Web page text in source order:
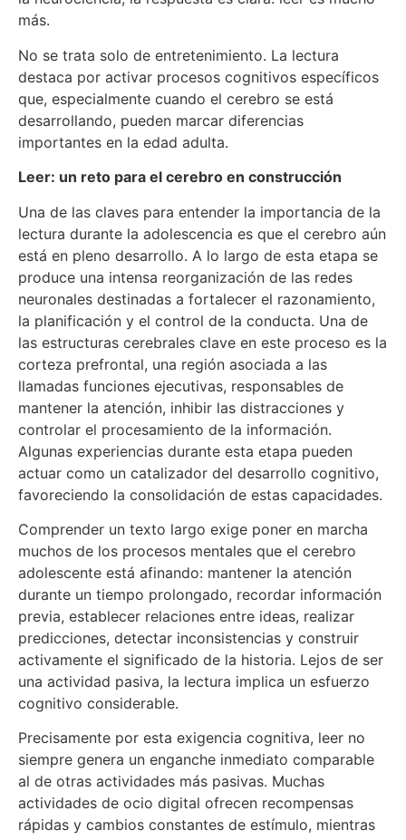
más.
No se trata solo de entretenimiento. La lectura
destaca por activar procesos cognitivos específicos
que, especialmente cuando el cerebro se está
desarrollando, pueden marcar diferencias
importantes en la edad adulta.
Leer: un reto para el cerebro en construcción
Una de las claves para entender la importancia de la
lectura durante la adolescencia es que el cerebro aún
está en pleno desarrollo. A lo largo de esta etapa se
produce una intensa reorganización de las redes
neuronales destinadas a fortalecer el razonamiento,
la planificación y el control de la conducta. Una de
las estructuras cerebrales clave en este proceso es la
corteza prefrontal, una región asociada a las
llamadas funciones ejecutivas, responsables de
mantener la atención, inhibir las distracciones y
controlar el procesamiento de la información.
Algunas experiencias durante esta etapa pueden
actuar como un catalizador del desarrollo cognitivo,
favoreciendo la consolidación de estas capacidades.
Comprender un texto largo exige poner en marcha
muchos de los procesos mentales que el cerebro
adolescente está afinando: mantener la atención
durante un tiempo prolongado, recordar información
previa, establecer relaciones entre ideas, realizar
predicciones, detectar inconsistencias y construir
activamente el significado de la historia. Lejos de ser
una actividad pasiva, la lectura implica un esfuerzo
cognitivo considerable.
Precisamente por esta exigencia cognitiva, leer no
siempre genera un enganche inmediato comparable
al de otras actividades más pasivas. Muchas
actividades de ocio digital ofrecen recompensas
rápidas y cambios constantes de estímulo, mientras